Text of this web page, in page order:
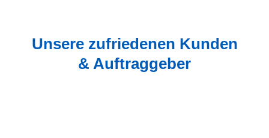
Unsere zufriedenen Kunden
& Auftraggeber